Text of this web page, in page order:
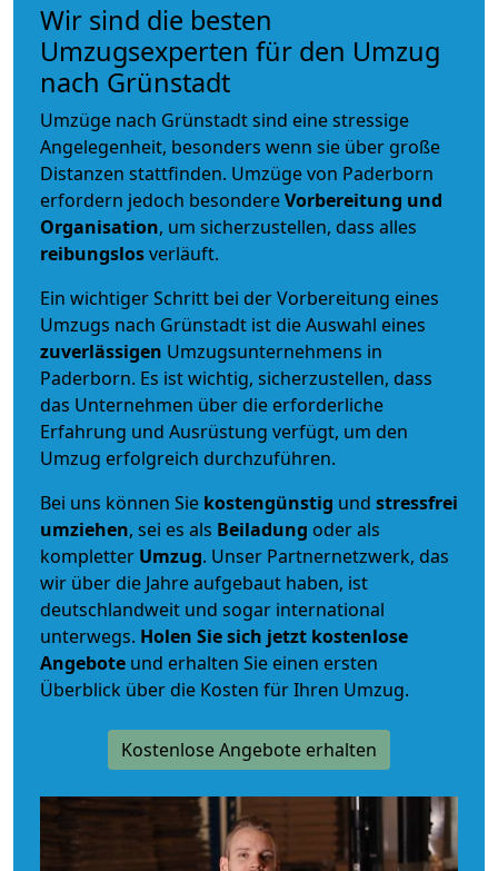
Wir sind die besten
Umzugsexperten für den Umzug
nach Grünstadt
Umzüge nach Grünstadt sind eine stressige
Angelegenheit, besonders wenn sie über große
Distanzen stattfinden. Umzüge von Paderborn
erfordern jedoch besondereVorbereitung und
Organisation, um sicherzustellen, dass alles
reibungslosverläuft.
Ein wichtiger Schritt bei der Vorbereitung eines
Umzugs nach Grünstadt ist die Auswahl eines
zuverlässigen Umzugsunternehmens in
Paderborn. Es ist wichtig, sicherzustellen, dass
das Unternehmen über die erforderliche
Erfahrung und Ausrüstung verfügt, um den
Umzug erfolgreich durchzuführen.
Bei uns können Sie kostengünstig und stressfrei
umziehen, sei es als Beiladung oder als
kompletter Umzug. Unser Partnernetzwerk, das
wir über die Jahre aufgebaut haben, ist
deutschlandweit und sogar international
unterwegs. Holen Sie sich jetzt kostenlose
Angebote und erhalten Sie einen ersten
Überblick über die Kosten für Ihren Umzug.
Kostenlose Angebote erhalten